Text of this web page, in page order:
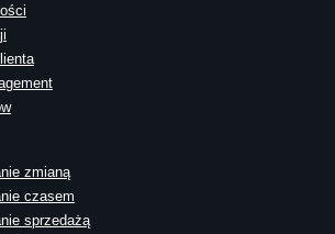
zmianą
czasem
sprzedażą